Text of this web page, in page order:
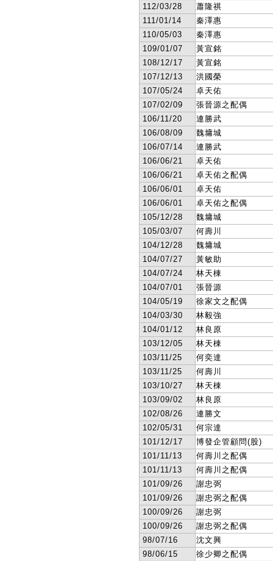
112/03/28
蕭隆祺
111/01/14
秦澤惠
110/05/03
秦澤惠
109/01/07
黃宣銘
108/12/17
黃宣銘
107/12/13
洪國榮
107/05/24
卓天佑
107/02/09
張晉源之配偶
106/11/20
連勝武
106/08/09
魏墉城
106/07/14
連勝武
106/06/21
卓天佑
106/06/21
卓天佑之配偶
106/06/01
卓天佑
106/06/01
卓天佑之配偶
105/12/28
魏墉城
105/03/07
何壽川
104/12/28
魏墉城
104/07/27
黃敏助
104/07/24
林天棟
104/07/01
張晉源
104/05/19
徐家文之配偶
104/03/30
林毅強
104/01/12
林良原
103/12/05
林天棟
103/11/25
何奕達
103/11/25
何壽川
103/10/27
林天棟
103/09/02
林良原
102/08/26
連勝文
102/05/31
何宗達
101/12/17
博發企管顧問(股)
101/11/13
何壽川之配偶
101/11/13
何壽川之配偶
101/09/26
謝忠弼
101/09/26
謝忠弼之配偶
100/09/26
謝忠弼
100/09/26
謝忠弼之配偶
98/07/16
沈文興
98/06/15
徐少卿之配偶